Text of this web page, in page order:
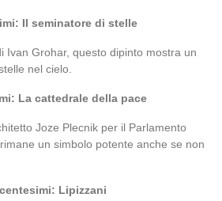
Il seminatore di stelle
Ivan Grohar, questo dipinto mostra un
nel cielo.
La cattedrale della pace
Joze Plecnik per il Parlamento
un simbolo potente anche se non
Lipizzani